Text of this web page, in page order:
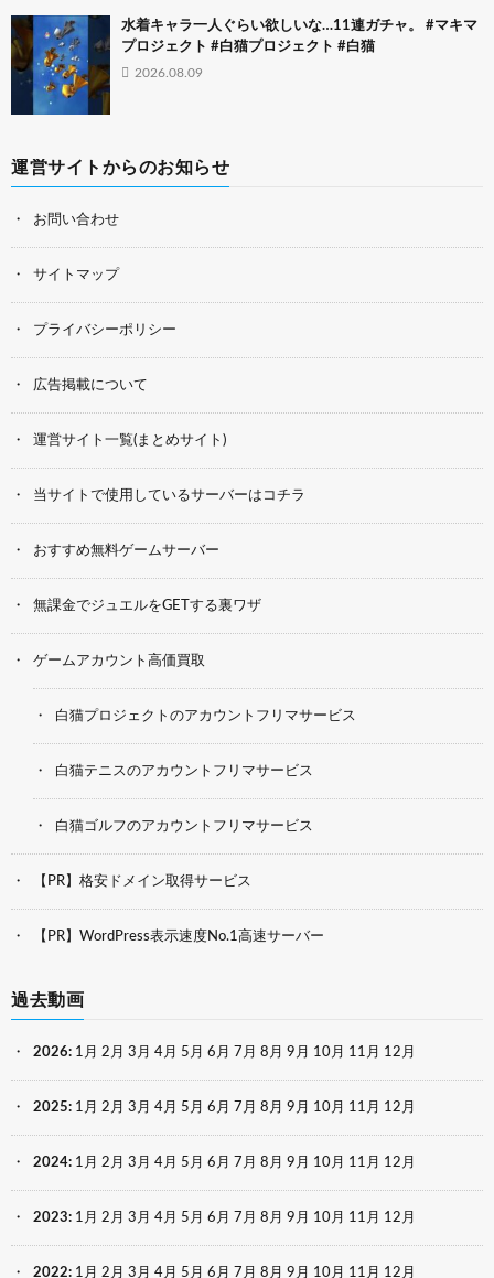
水着キャラ一人ぐらい欲しいな…11連ガチャ。 #マキマ
プロジェクト #白猫プロジェクト #白猫
2026.08.09
運営サイトからのお知らせ
お問い合わせ
サイトマップ
プライバシーポリシー
広告掲載について
運営サイト一覧(まとめサイト)
当サイトで使用しているサーバーはコチラ
おすすめ無料ゲームサーバー
無課金でジュエルをGETする裏ワザ
ゲームアカウント高価買取
白猫プロジェクトのアカウントフリマサービス
白猫テニスのアカウントフリマサービス
白猫ゴルフのアカウントフリマサービス
【PR】格安ドメイン取得サービス
【PR】WordPress表示速度No.1高速サーバー
過去動画
2026: 1月 2月 3月 4月 5月 6月 7月 8月 9月 10月 11月 12月
2025: 1月 2月 3月 4月 5月 6月 7月 8月 9月 10月 11月 12月
2024: 1月 2月 3月 4月 5月 6月 7月 8月 9月 10月 11月 12月
2023: 1月 2月 3月 4月 5月 6月 7月 8月 9月 10月 11月 12月
2022: 1月 2月 3月 4月 5月 6月 7月 8月 9月 10月 11月 12月